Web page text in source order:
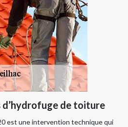
d’hydrofuge de toiture
est une intervention technique qui